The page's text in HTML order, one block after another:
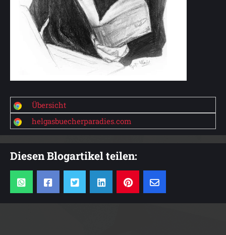
Übersicht
helgasbuecherparadies.com
Diesen Blogartikel teilen: